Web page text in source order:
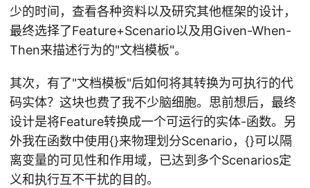
少的时间，查看各种资料以及研究其他框架的设计，
最终选择了Feature+Scenario以及用Given-When-
Then来描述行为的"文档模板"。
其次，有了"文档模板"后如何将其转换为可执行的代
码实体？这块也费了我不少脑细胞。思前想后，最终
设计是将Feature转换成一个可运行的实体-函数。另
外我在函数中使用{}来物理划分Scenario，{}可以隔
离变量的可见性和作用域，已达到多个Scenarios定
义和执行互不干扰的目的。